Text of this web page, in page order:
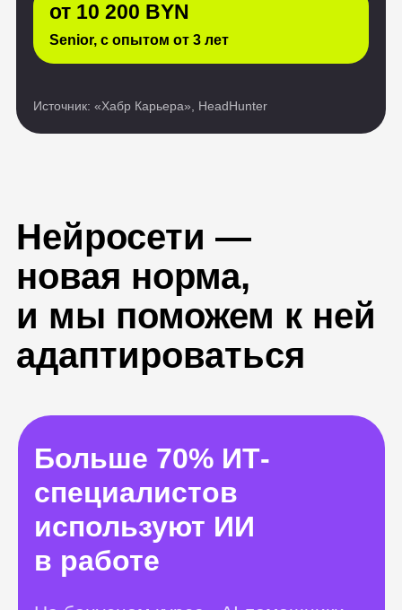
новая норма,
и мы поможем к ней
адаптироваться
используют ИИ
в работе
На бонусном курсе «AI‑помощники
аналоги» вы узнаете, как с помощью
его на ошибки. Автоматизируете
свою работу.
Получить консультацию